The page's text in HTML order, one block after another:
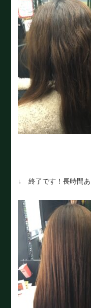
↓ 終了です！長時間あ